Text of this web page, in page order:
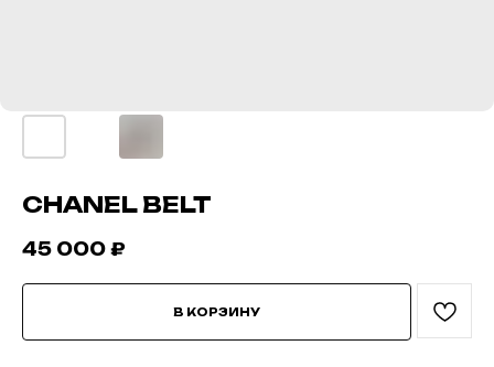
CHANEL BELT
45 000 ₽
В КОРЗИНУ